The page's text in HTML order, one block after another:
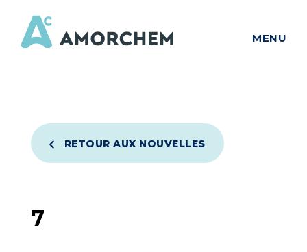
MENU
RETOUR AUX NOUVELLES
7